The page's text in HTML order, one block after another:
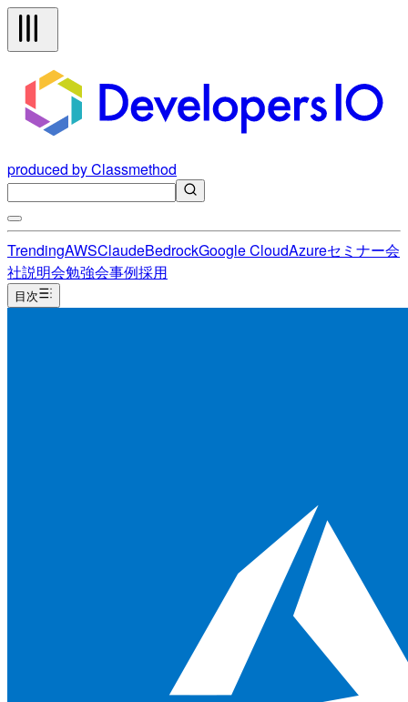
produced by Classmethod
TrendingAWSClaudeBedrockGoogle CloudAzureセミナー会
社説明会勉強会事例採用
目次